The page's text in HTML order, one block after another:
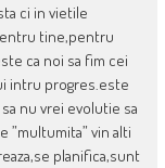
ci in vietile
tine,pentru
ca noi sa fim cei
intru progres.este
nu vrei evolutie sa
”multumita” vin alti
planifica,sunt